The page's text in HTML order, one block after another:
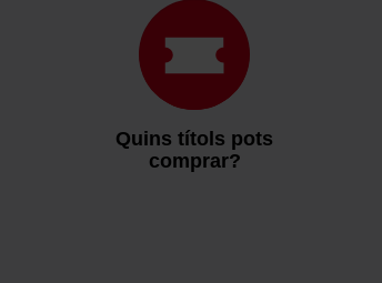
Quins títols pots
comprar?